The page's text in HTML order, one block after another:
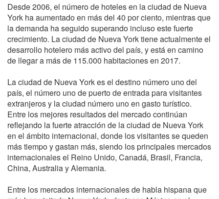
Desde 2006, el número de hoteles en la ciudad de Nueva
York ha aumentado en más del 40 por ciento, mientras que
la demanda ha seguido superando incluso este fuerte
crecimiento. La ciudad de Nueva York tiene actualmente el
desarrollo hotelero más activo del país, y está en camino
de llegar a más de 115.000 habitaciones en 2017.
La ciudad de Nueva York es el destino número uno del
país, el número uno de puerto de entrada para visitantes
extranjeros y la ciudad número uno en gasto turístico.
Entre los mejores resultados del mercado continúan
reflejando la fuerte atracción de la ciudad de Nueva York
en el ámbito internacional, donde los visitantes se queden
más tiempo y gastan más, siendo los principales mercados
internacionales el Reino Unido, Canadá, Brasil, Francia,
China, Australia y Alemania.
Entre los mercados internacionales de habla hispana que